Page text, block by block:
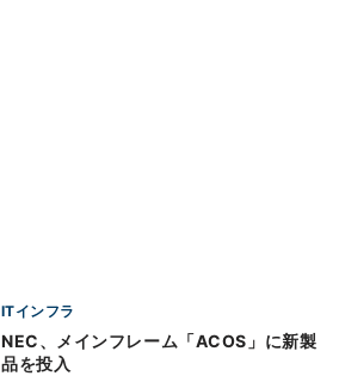
ITインフラ
NEC、メインフレーム「ACOS」に新製
品を投入